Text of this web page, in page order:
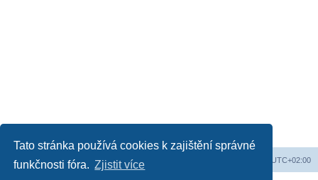
Tato stránka používá cookies k zajištění správné
funkčnosti fóra. Zjistit více
Web Obsah fóra UTC+02:00